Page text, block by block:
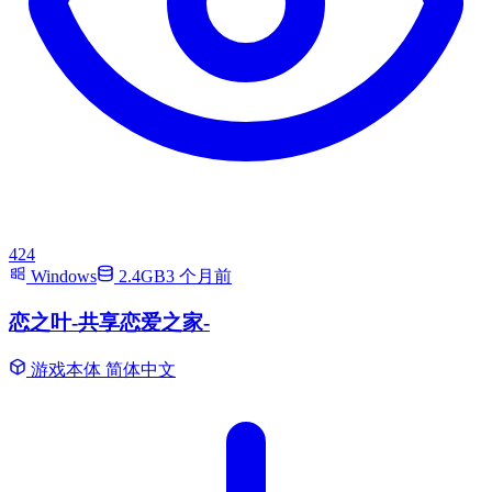
424
Windows
2.4GB3 个月前
恋之叶-共享恋爱之家-
游戏本体 简体中文